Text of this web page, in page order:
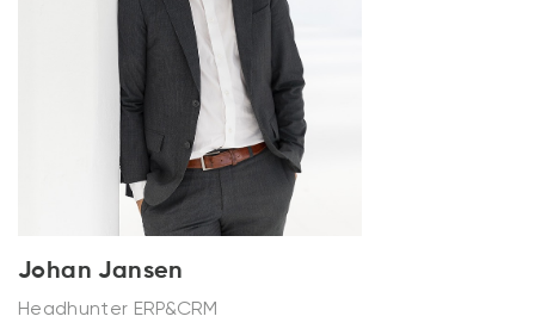
CONTACT
Johan Jansen
Headhunter ERP&CRM